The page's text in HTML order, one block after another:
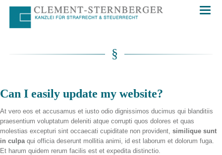
Can I easily update my website?
At vero eos et accusamus et iusto odio dignissimos ducimus qui blanditiis
praesentium voluptatum deleniti atque corrupti quos dolores et quas
molestias excepturi sint occaecati cupiditate non provident, similique sunt
in culpa qui officia deserunt mollitia animi, id est laborum et dolorum fuga.
Et harum quidem rerum facilis est et expedita distinctio.